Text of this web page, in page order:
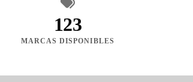
123
MARCAS DISPONIBLES